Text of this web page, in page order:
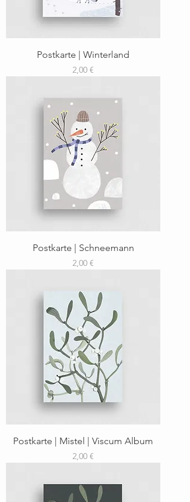
Postkarte | Winterland
Preis
2,00 €
Postkarte | Schneemann
Preis
2,00 €
Postkarte | Mistel | Viscum Album
Preis
2,00 €